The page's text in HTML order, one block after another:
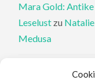
Mara Gold:
Leselust zu
Medusa
Philippa Perry: